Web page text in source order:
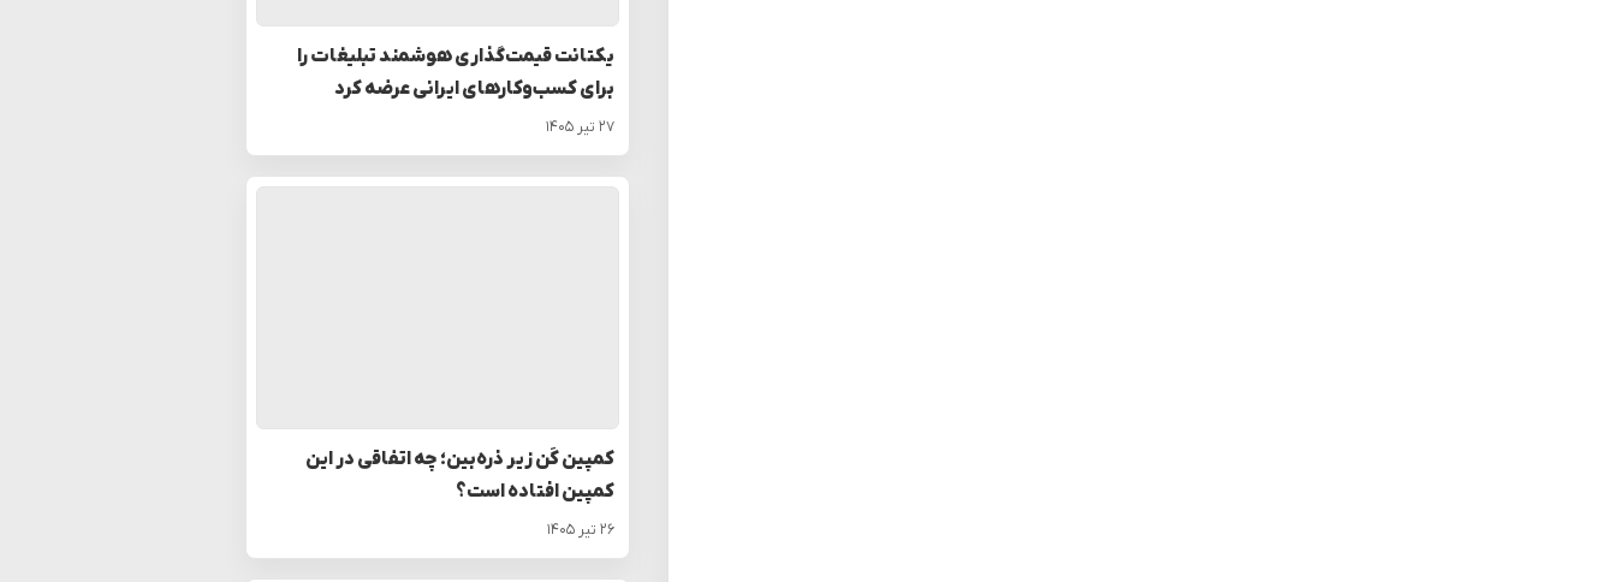
یکتانت قیمت‌گذاری هوشمند تبلیغات را
برای کسب‌وکارهای ایرانی عرضه کرد
۲۷ تیر ۱۴۰۵
کمپین کَن زیر ذره‌بین؛ چه اتفاقی در این
کمپین افتاده است؟
۲۶ تیر ۱۴۰۵